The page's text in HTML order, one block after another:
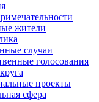
жители
случаи
голосования
проекты
сфера